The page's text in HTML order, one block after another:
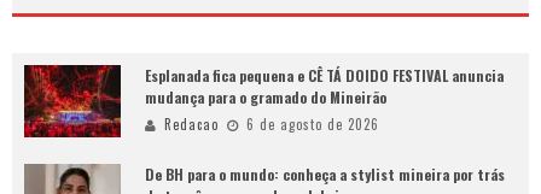
Esplanada fica pequena e CÊ TÁ DOIDO FESTIVAL anuncia
mudança para o gramado do Mineirão
Redacao 6 de agosto de 2026
De BH para o mundo: conheça a stylist mineira por trás